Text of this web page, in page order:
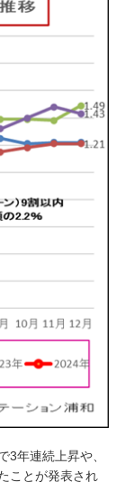
3年連続上昇や、
ことが発表され